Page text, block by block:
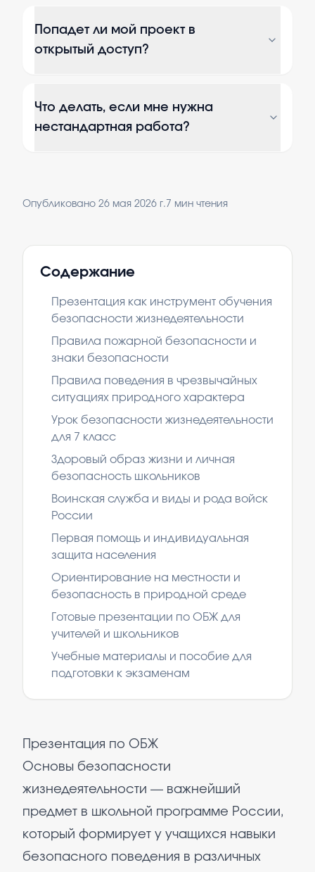
Попадет ли мой проект в
открытый доступ?
Что делать, если мне нужна
нестандартная работа?
Опубликовано 26 мая 2026 г.7 мин чтения
Содержание
Презентация как инструмент обучения
безопасности жизнедеятельности
Правила пожарной безопасности и
знаки безопасности
Правила поведения в чрезвычайных
ситуациях природного характера
Урок безопасности жизнедеятельности
для 7 класс
Здоровый образ жизни и личная
безопасность школьников
Воинская служба и виды и рода войск
России
Первая помощь и индивидуальная
защита населения
Ориентирование на местности и
безопасность в природной среде
Готовые презентации по ОБЖ для
учителей и школьников
Учебные материалы и пособие для
подготовки к экзаменам
Презентация по ОБЖ
Основы безопасности
жизнедеятельности — важнейший
предмет в школьной программе России,
который формирует у учащихся навыки
безопасного поведения в различных